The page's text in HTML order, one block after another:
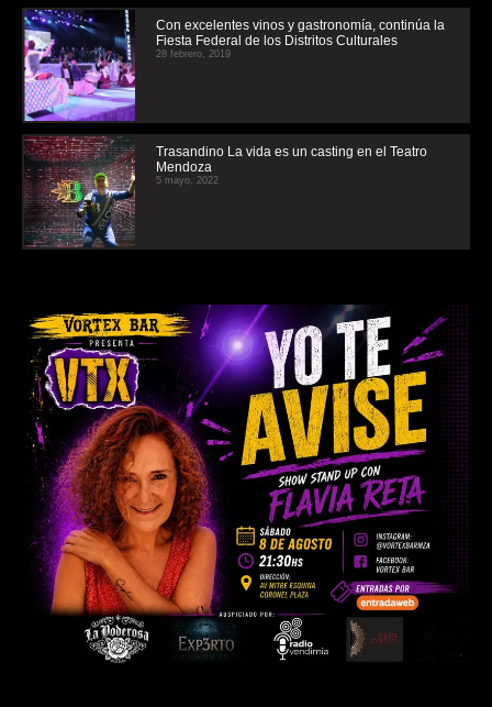
Con excelentes vinos y gastronomía, continúa la
Fiesta Federal de los Distritos Culturales
28 febrero, 2019
Trasandino La vida es un casting en el Teatro
Mendoza
5 mayo, 2022